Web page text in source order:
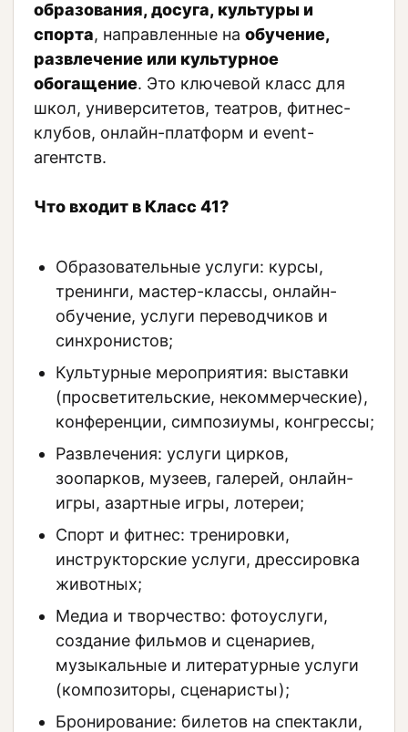
образования, досуга, культуры и
спорта, направленные на обучение,
развлечение или культурное
обогащение. Это ключевой класс для
школ, университетов, театров, фитнес-
клубов, онлайн-платформ и event-
агентств.
Что входит в Класс 41?
Образовательные услуги: курсы,
тренинги, мастер-классы, онлайн-
обучение, услуги переводчиков и
синхронистов;
Культурные мероприятия: выставки
(просветительские, некоммерческие),
конференции, симпозиумы, конгрессы;
Развлечения: услуги цирков,
зоопарков, музеев, галерей, онлайн-
игры, азартные игры, лотереи;
Спорт и фитнес: тренировки,
инструкторские услуги, дрессировка
животных;
Медиа и творчество: фотоуслуги,
создание фильмов и сценариев,
музыкальные и литературные услуги
(композиторы, сценаристы);
Бронирование: билетов на спектакли,